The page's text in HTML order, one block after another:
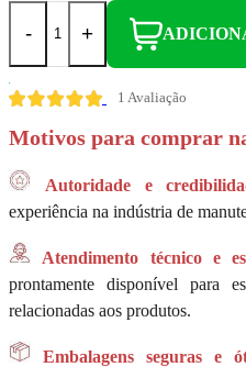
- +
1 Avaliação
Motivos para comprar
Autoridade e
experiência na indústria de
Atendimento técnico e
prontamente disponível para
relacionadas aos produtos.
Embalagens seguras e